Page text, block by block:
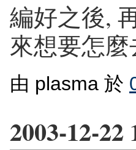
編好之後,
來想要怎
由 plasma 於
2003-12-22